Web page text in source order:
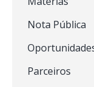
Nota Pública
Parceiros